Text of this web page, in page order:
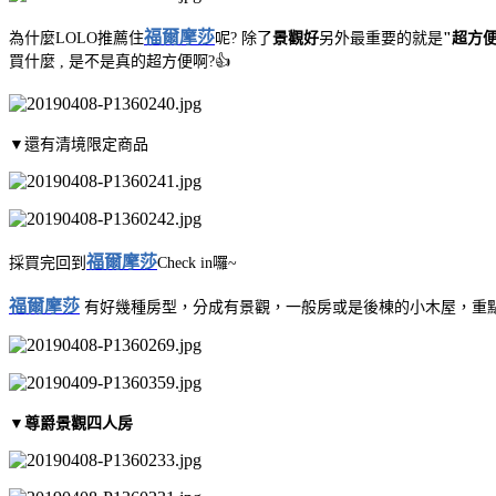
為什麼LOLO推薦住福爾摩莎呢? 除了景觀好另外最重要的就是"超方
買什麼 , 是不是真的超方便啊?👍
▼還有清境限定商品
採買完回到 福爾摩莎Check in囉~
福爾摩莎 有好幾種房型，分成有景觀，一般房或是後棟的小木屋，
▼尊爵景觀四人房